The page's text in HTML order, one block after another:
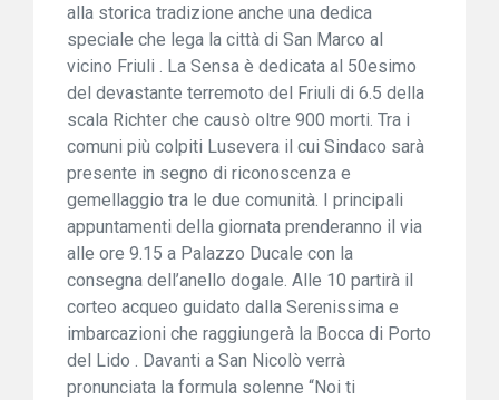
alla storica tradizione anche una dedica
speciale che lega la città di San Marco al
vicino Friuli . La Sensa è dedicata al 50esimo
del devastante terremoto del Friuli di 6.5 della
scala Richter che causò oltre 900 morti. Tra i
comuni più colpiti Lusevera il cui Sindaco sarà
presente in segno di riconoscenza e
gemellaggio tra le due comunità. I principali
appuntamenti della giornata prenderanno il via
alle ore 9.15 a Palazzo Ducale con la
consegna dell’anello dogale. Alle 10 partirà il
corteo acqueo guidato dalla Serenissima e
imbarcazioni che raggiungerà la Bocca di Porto
del Lido . Davanti a San Nicolò verrà
pronunciata la formula solenne “Noi ti